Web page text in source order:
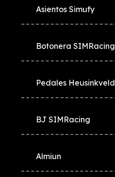
Asientos Simufy
Botonera SIMRacing
Pedales Heusinkveld
BJ SIMRacing
Almiun